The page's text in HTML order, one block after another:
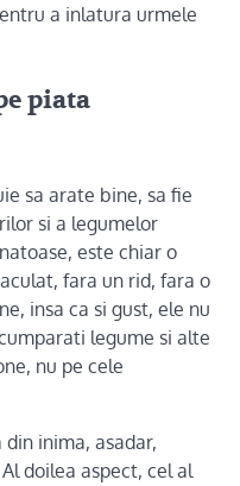
a inlatura urmele
piata
sa arate bine, sa fie
si a legumelor
este chiar o
fara un rid, fara o
insa ca si gust, ele nu
legume si alte
nu pe cele
inima, asadar,
doilea aspect, cel al